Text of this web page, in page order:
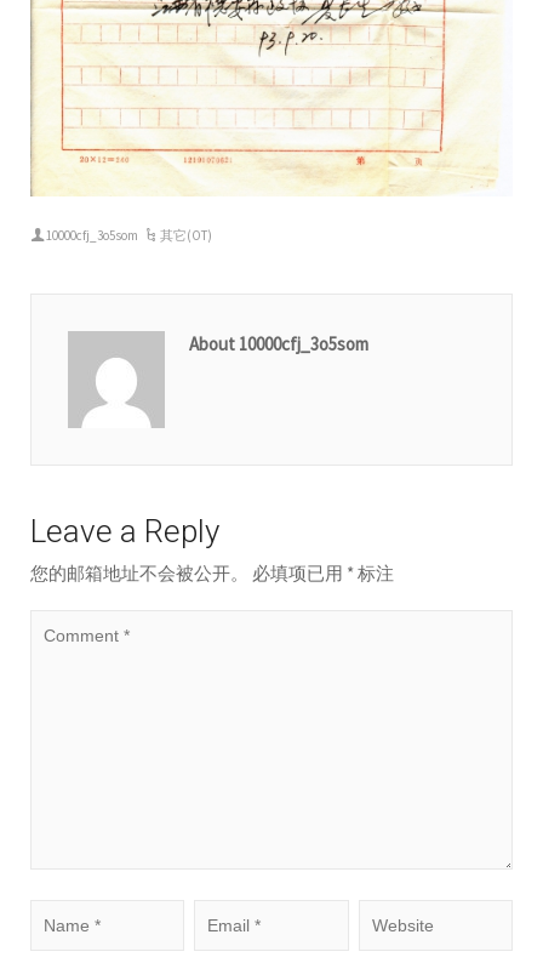
10000cfj_3o5som 其它(OT)
About 10000cfj_3o5som
Leave a Reply
您的邮箱地址不会被公开。 必填项已用 *标注